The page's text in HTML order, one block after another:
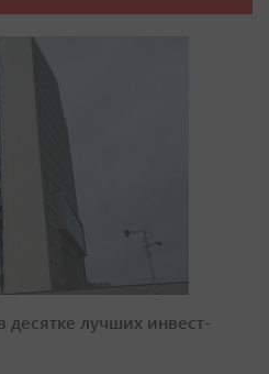
лучших инвест-